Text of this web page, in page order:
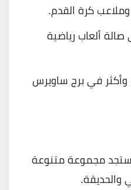
كرة القدم.
ألعاب رياضية
في برج ساويرس
مجموعة متنوعة